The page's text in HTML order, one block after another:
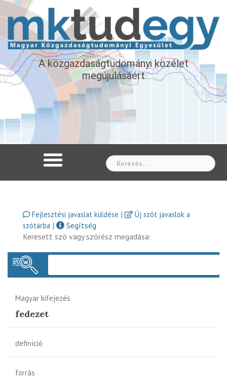
A közgazdaságtudományi közélet
megújulásáért
Fejlesztési javaslat küldése |
Új szót javaslok a
szótárba |
Segítség
Keresett szó vagy szórész megadása:
Magyar kifejezés
fedezet
definíció
forrás